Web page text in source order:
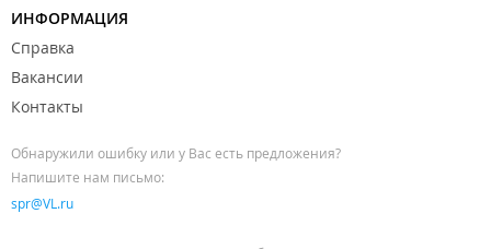
ИНФОРМАЦИЯ
Справка
Вакансии
Контакты
Обнаружили ошибку или у Вас есть предложения?
Напишите нам письмо:
spr@VL.ru